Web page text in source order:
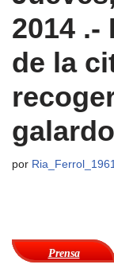
2014 .-
de la
por
Prensa